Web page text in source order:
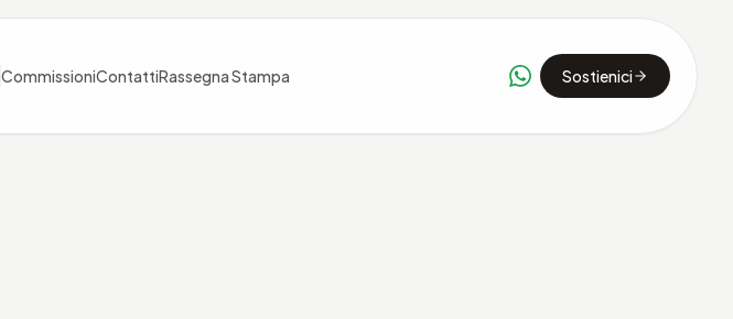
CommissioniContattiRassegna Stampa Sostienici